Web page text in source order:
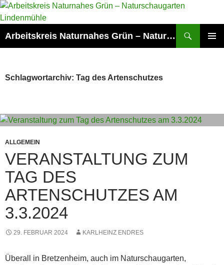
Zum
Inhalt
Arbeitskreis Naturnahes Grün – Naturschaugarten Lindenmühle
Schlagwortarchiv: Tag des Artenschutzes
ALLGEMEIN
VERANSTALTUNG ZUM
TAG DES
ARTENSCHUTZES AM
3.3.2024
29. FEBRUAR 2024 KARLHEINZ ENDRES
Überall in Bretzenheim, auch im Naturschaugarten,